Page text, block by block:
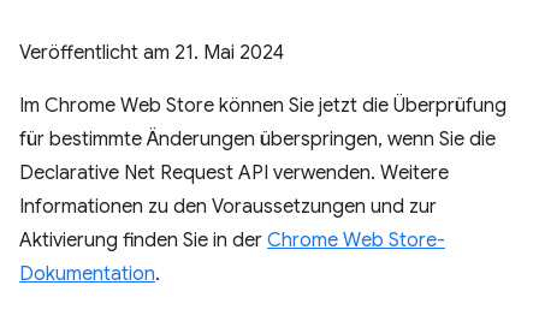
Veröffentlicht am 21. Mai 2024
Im Chrome Web Store können Sie jetzt die Überprüfung
für bestimmte Änderungen überspringen, wenn Sie die
Declarative Net Request API verwenden. Weitere
Informationen zu den Voraussetzungen und zur
Aktivierung finden Sie in der Chrome Web Store-
Dokumentation.